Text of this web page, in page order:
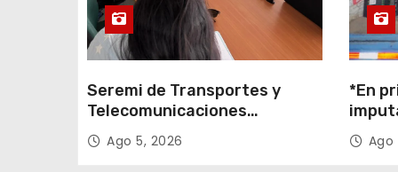
s
Seremi de Transportes y
Telecomunicaciones
encabezó primera mesa de
coordinación para el retiro de
Ago 5, 2026
*En
Ago